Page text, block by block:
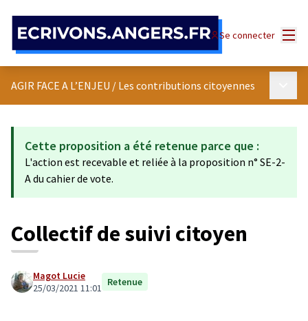
Se connecter
AGIR FACE A L’ENJEU / Les contributions citoyennes
Cette proposition a été retenue parce que :
L'action est recevable et reliée à la proposition n° SE-2-
A du cahier de vote.
Collectif de suivi citoyen
Magot Lucie
25/03/2021 11:01 Retenue